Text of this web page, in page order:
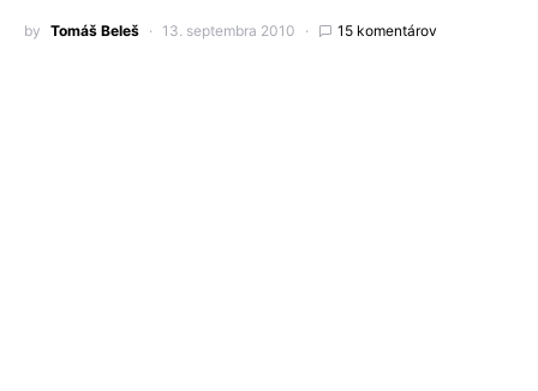
by Tomáš Beleš 13. septembra 2010 15 komentárov